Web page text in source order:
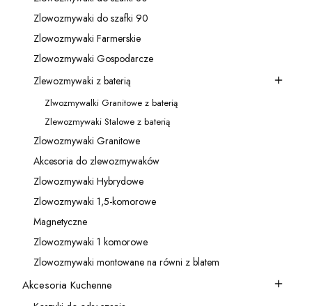
Kategoria - Zlowozmywaki do szafki 80
Kategoria - Zlowozmywaki do szafki 90
Zlowozmywaki do szafki 90
Kategoria - Zlowozmywaki Farmerskie
Zlowozmywaki Farmerskie
Kategoria - Zlowozmywaki Gospodarcze
Zlowozmywaki Gospodarcze
Kategoria - Zlewozmywaki z baterią
Zlewozmywaki z baterią
Kategoria - Zlwozmywalki Granitowe z baterią
Zlwozmywalki Granitowe z baterią
Kategoria - Zlewozmywaki Stalowe z baterią
Zlewozmywaki Stalowe z baterią
Kategoria - Zlowozmywaki Granitowe
Zlowozmywaki Granitowe
Kategoria - Akcesoria do zlewozmywaków
Akcesoria do zlewozmywaków
Kategoria - Zlowozmywaki Hybrydowe
Zlowozmywaki Hybrydowe
Kategoria - Zlowozmywaki 1,5-komorowe
Zlowozmywaki 1,5-komorowe
Kategoria - Magnetyczne
Magnetyczne
Kategoria - Zlowozmywaki 1 komorowe
Zlowozmywaki 1 komorowe
Kategoria - Zlowozmywaki montowane na równi z blatem
Zlowozmywaki montowane na równi z blatem
Kategoria - Akcesoria Kuchenne
Akcesoria Kuchenne